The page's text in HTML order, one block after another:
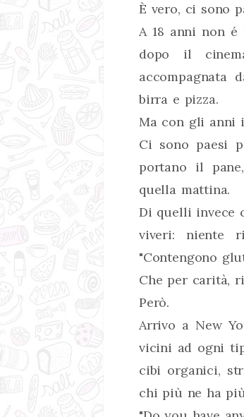
È vero, ci sono
A 18 anni non
dopo il
accompagnata
birra e pizza.
Ma con gli anni
Ci sono paesi
portano il
quella mattina.
Di quelli invece
viveri: niente
"Contengono
Che per carità,
Però.
Arrivo a New
vicini ad ogni
cibi organici,
chi più ne ha